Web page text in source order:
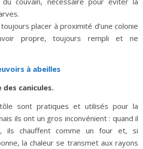
placer à proximité d’une colonie
propre, toujours rempli et ne
à abeilles
canicules.
sont pratiques et utilisés pour la
ils ont un gros inconvénient : quand il
ils chauffent comme un four et, si
la chaleur se transmet aux rayons